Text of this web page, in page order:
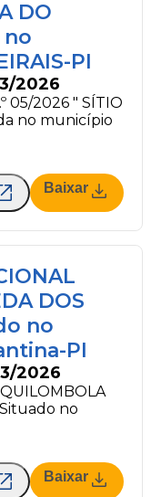
DO
no
PI
2026
05/2026 " SÍTIO
no município
Baixar
DOS
no
PI
2026
no
Baixar